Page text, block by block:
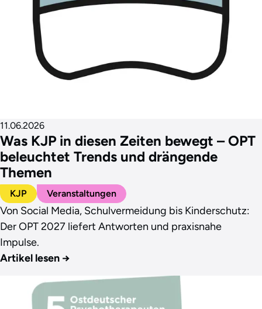
Was KJP in diesen Zeiten bewegt – OPT
beleuchtet Trends und drängende
Themen
11.06.2026
KJP Veranstaltungen
Von Social Media, Schulvermeidung bis Kinderschutz:
Der OPT 2027 liefert Antworten und praxisnahe
Impulse.
Artikel lesen →